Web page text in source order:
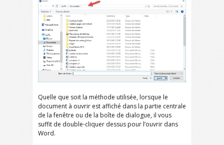
Quelle que soit la méthode utilisée, lorsque le
document à ouvrir est affiché dans la partie centrale
de la fenêtre ou de la boîte de dialogue, il vous
suffit de double-cliquer dessus pour l’ouvrir dans
Word.